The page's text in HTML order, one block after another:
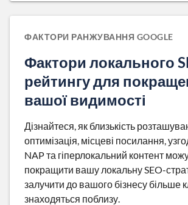
ФАКТОРИ РАНЖУВАННЯ GOOGLE
Фактори локального
рейтингу для
вашої видимості
Дізнайтеся, як близькість
оптимізація, місцеві посилання,
NAP та гіперлокальний контент
покращити вашу локальну SEO-
залучити до вашого бізнесу більше
знаходяться поблизу.